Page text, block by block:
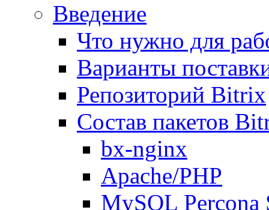
Введение
Что нужно для
Варианты
Репозиторий Bitrix
Состав пакетов
bx-nginx
Apache/PHP
MySQL Percona